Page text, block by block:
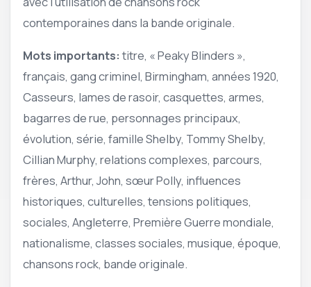
contemporaines dans la bande originale.
Mots importants: titre, « Peaky Blinders »,
français, gang criminel, Birmingham, années 1920,
Casseurs, lames de rasoir, casquettes, armes,
bagarres de rue, personnages principaux,
évolution, série, famille Shelby, Tommy Shelby,
Cillian Murphy, relations complexes, parcours,
frères, Arthur, John, sœur Polly, influences
historiques, culturelles, tensions politiques,
sociales, Angleterre, Première Guerre mondiale,
nationalisme, classes sociales, musique, époque,
chansons rock, bande originale.